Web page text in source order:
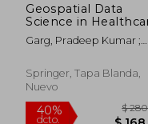
Geospatial Data
Science in
for Society 5.0 (en
Inglés)
Garg, Pradeep Kumar ;
Martin
Springer, Tapa Blanda,
Nuevo